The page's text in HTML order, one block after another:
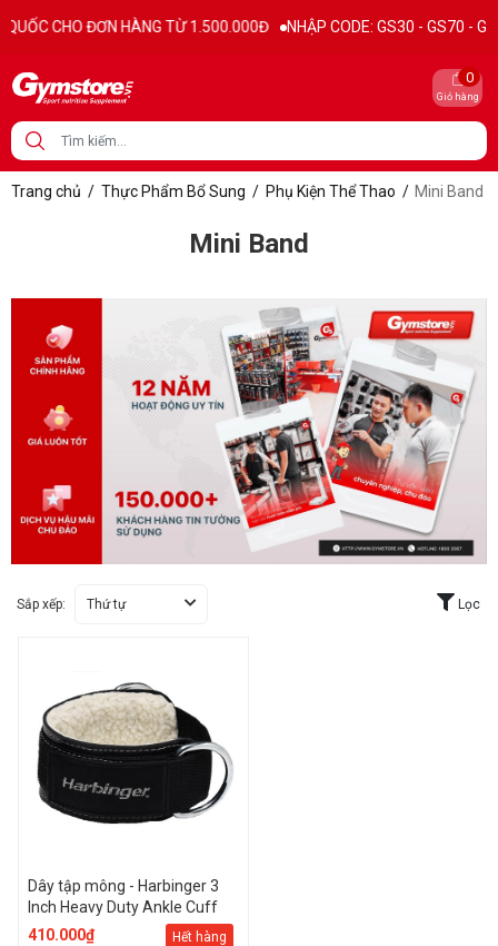
CHO ĐƠN HÀNG TỪ 1.500.000Đ NHẬP CODE: GS30 - GS70 -
Giỏ hàng
0
Trang chủ / Thực Phẩm Bổ Sung / Phụ Kiện Thể Thao / Mini Band
Mini Band
Sắp xếp: Thứ tự Lọc
Dây tập mông - Harbinger 3
Inch Heavy Duty Ankle Cuff
410.000₫
Hết hàng